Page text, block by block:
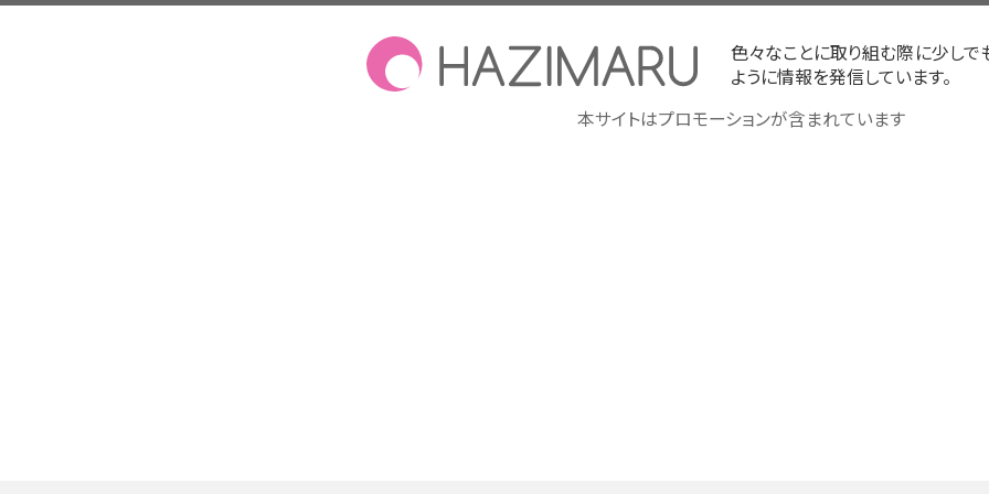
色々なことに取り組む際に少し
ように情報を発信しています。